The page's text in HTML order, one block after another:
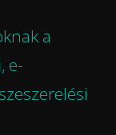
a
e-